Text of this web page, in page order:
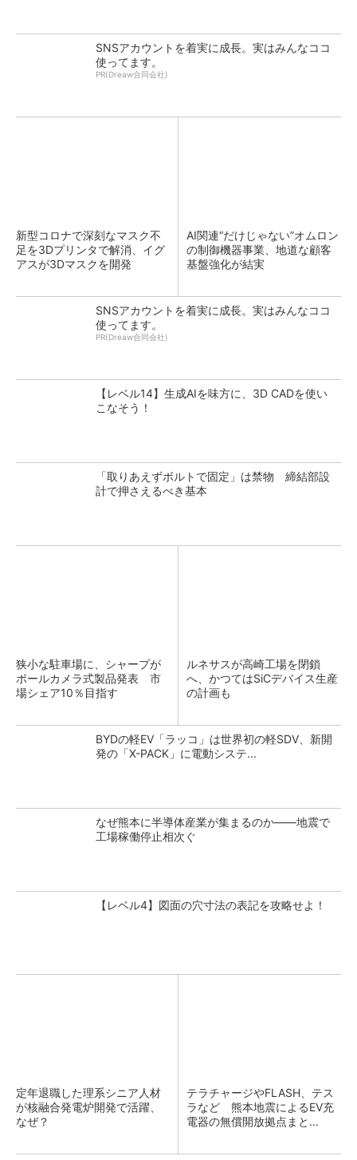
SNSアカウントを着実に成長。実はみんなココ
使ってます。
PR(Dreaw合同会社)
新型コロナで深刻なマスク不
足を3Dプリンタで解消、イグ
アスが3Dマスクを開発
AI関連“だけじゃない”オムロン
の制御機器事業、地道な顧客
基盤強化が結実
SNSアカウントを着実に成長。実はみんなココ
使ってます。
PR(Dreaw合同会社)
【レベル14】生成AIを味方に、3D CADを使い
こなそう！
「取りあえずボルトで固定」は禁物 締結部設
計で押さえるべき基本
狭小な駐車場に、シャープが
ポールカメラ式製品発表 市
場シェア10％目指す
ルネサスが高崎工場を閉鎖
へ、かつてはSiCデバイス生産
の計画も
BYDの軽EV「ラッコ」は世界初の軽SDV、新開
発の「X-PACK」に電動システ...
なぜ熊本に半導体産業が集まるのか――地震で
工場稼働停止相次ぐ
【レベル4】図面の穴寸法の表記を攻略せよ！
定年退職した理系シニア人材
が核融合発電炉開発で活躍、
なぜ？
テラチャージやFLASH、テス
ラなど 熊本地震によるEV充
電器の無償開放拠点まと...